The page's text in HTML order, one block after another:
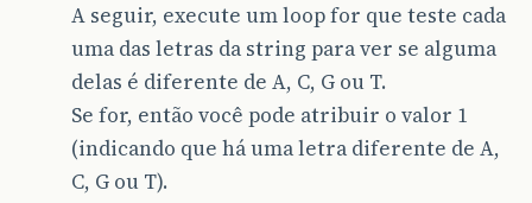
A seguir, execute um loop for que teste cada
uma das letras da string para ver se alguma
delas é diferente de A, C, G ou T.
Se for, então você pode atribuir o valor 1
(indicando que há uma letra diferente de A,
C, G ou T).